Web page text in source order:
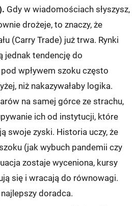
Gdy w wiadomościach słyszysz,
drożeje, to znaczy, że
(Carry Trade) już trwa. Rynki
jednak tendencję do
wpływem szoku często
niż nakazywałaby logika.
na samej górce ze strachu,
ich od instytucji, które
swoje zyski. Historia uczy, że
(jak wybuch pandemii czy
zostaje wyceniona, kursy
się i wracają do równowagi.
doradca.